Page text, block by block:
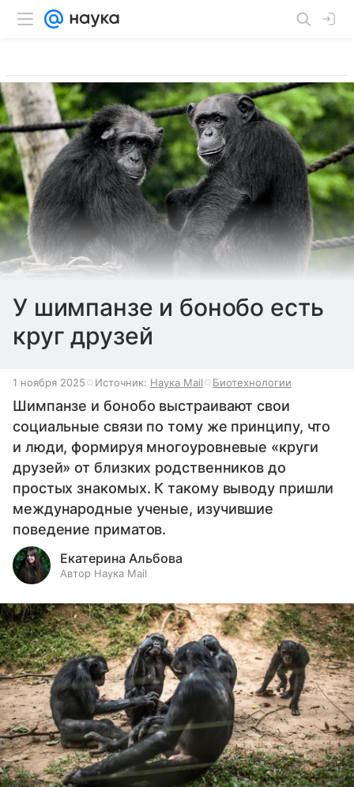
У шимпанзе и бонобо есть
круг друзей
1 ноября 2025 Источник: Наука Mail Биотехнологии
Шимпанзе и бонобо выстраивают свои
социальные связи по тому же принципу, что
и люди, формируя многоуровневые «круги
друзей» от близких родственников до
простых знакомых. К такому выводу пришли
международные ученые, изучившие
поведение приматов.
Екатерина Альбова
Автор Наука Mail